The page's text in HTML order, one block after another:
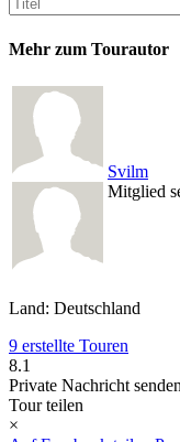
Mehr zum Tourautor
Svilm
Mitglied
Land: Deutschland
9 erstellte Touren
8.1
Private Nachricht senden
Tour teilen
×